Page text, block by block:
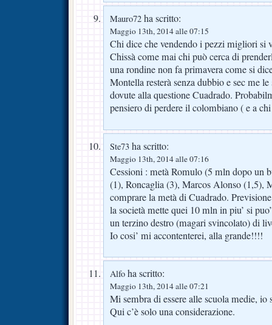
Mauro72 ha scritto:
Maggio 13th, 2014 alle 07:15
Chi dice che vendendo i pezzi migliori si
Chissà come mai chi può cerca di
una rondine non fa primavera come si
Montella resterà senza dubbio e sec me
dovute alla questione Cuadrado.
pensiero di perdere il colombiano ( e a
Ste73 ha scritto:
Maggio 13th, 2014 alle 07:16
Cessioni : metà Romulo (5 mln dopo un
(1), Roncaglia (3), Marcos Alonso (1,5),
comprare la metà di Cuadrado.
la società mette quei 10 mln in piu’ si
un terzino destro (magari svincolato) di
Io cosi’ mi accontenterei, alla grande!!!!
Alfo ha scritto:
Maggio 13th, 2014 alle 07:21
Mi sembra di essere alle scuola medie, io
Qui c’è solo una considerazione.